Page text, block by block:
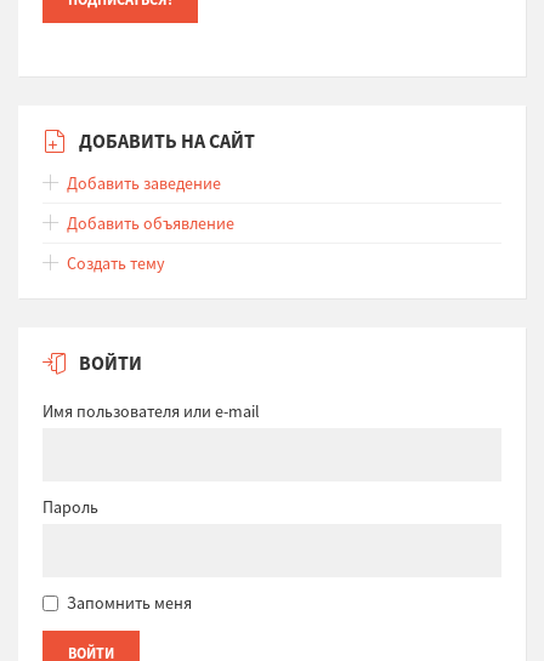
ДОБАВИТЬ НА САЙТ
Добавить заведение
Добавить объявление
Создать тему
ВОЙТИ
Имя пользователя или e-mail
Пароль
Запомнить меня